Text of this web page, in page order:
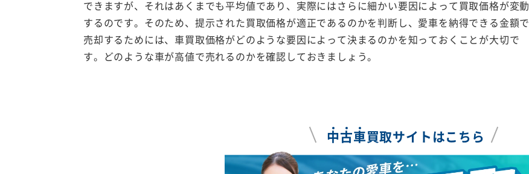
できますが、それはあくまでも平均値であり、実際にはさらに細かい要因によって買取価格が変動
するのです。そのため、提示された買取価格が適正であるのかを判断し、愛車を納得できる金額で
売却するためには、車買取価格がどのような要因によって決まるのかを知っておくことが大切で
す。どのような車が高値で売れるのかを確認しておきましょう。
中古車買取サイトはこちら